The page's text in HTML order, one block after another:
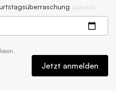
(optional)
Jetzt anmelden